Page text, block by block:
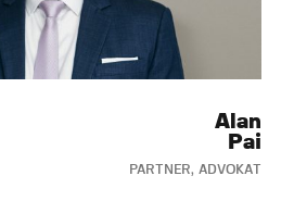
Alan
Pai
PARTNER, ADVOKAT